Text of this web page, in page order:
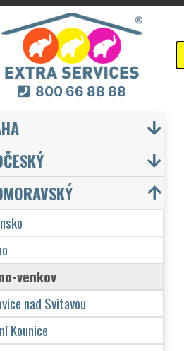
800 66 88 88
venkov
nad Svitavou
Kounice